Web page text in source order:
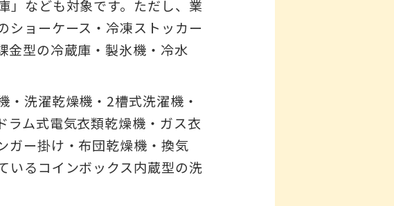
」なども対象です。ただし、業
ショーケース・冷凍ストッカー
金型の冷蔵庫・製氷機・冷水
・洗濯乾燥機・2槽式洗濯機・
ラム式電気衣類乾燥機・ガス衣
ガー掛け・布団乾燥機・換気
いるコインボックス内蔵型の洗